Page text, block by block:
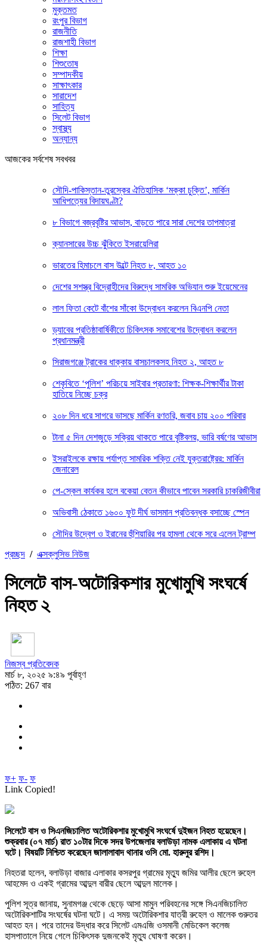
মুক্তমত
রংপুর বিভাগ
রাজনীতি
রাজশাহী বিভাগ
শিক্ষা
শিশুতোষ
সম্পাদকীয়
সাক্ষাৎকার
সারাদেশ
সাহিত্য
সিলেট বিভাগ
স্বাস্থ্য
অন্যান্য
আজকের সর্বশেষ সবখবর
সৌদি-পাকিস্তান-তুরস্কের ঐতিহাসিক ‘মক্কা চুক্তি’, মার্কিন
আধিপত্যের বিদায়ঘণ্টা?
৮ বিভাগে বজ্রবৃষ্টির আভাস, বাড়তে পারে সারা দেশের তাপমাত্রা
ক্যানসারের উচ্চ ঝুঁকিতে ইসরায়েলিরা
ভারতের হিমাচলে বাস উল্টে নিহত ৮, আহত ১০
দেশের সশস্ত্র বিদ্রোহীদের বিরুদ্ধে সামরিক অভিযান শুরু ইয়েমেনের
লাল ফিতা কেটে বাঁশের সাঁকো উদ্বোধন করলেন বিএনপি নেতা
ড্যাবের প্রতিষ্ঠাবার্ষিকীতে চিকিৎসক সমাবেশের উদ্বোধন করলেন
প্রধানমন্ত্রী
সিরাজগঞ্জে ট্রাকের ধাক্কায় বাসচালকসহ নিহত ২, আহত ৮
শেকৃবিতে ‘পুলিশ’ পরিচয়ে সাইবার প্রতারণা: শিক্ষক-শিক্ষার্থীর টাকা
হাতিয়ে নিচ্ছে চক্র
২০৮ দিন ধরে সাগরে ভাসছে মার্কিন রণতরি, জবাব চায় ২০০ পরিবার
টানা ৫ দিন দেশজুড়ে সক্রিয় থাকতে পারে বৃষ্টিবলয়, ভারি বর্ষণের আভাস
ইসরাইলকে রক্ষায় পর্যাপ্ত সামরিক শক্তি নেই যুক্তরাষ্ট্রের: মার্কিন
জেনারেল
পে-স্কেল কার্যকর হলে বকেয়া বেতন কীভাবে পাবেন সরকারি চাকরিজীবীরা
অভিবাসী ঠেকাতে ১৬০০ ফুট দীর্ঘ ভাসমান প্রতিবন্ধক বসাচ্ছে স্পেন
সৌদির উদ্বেগ ও ইরানের হুঁশিয়ারির পর হামলা থেকে সরে এলেন ট্রাম্প
প্রচ্ছদ / এক্সক্লুসিভ নিউজ
সিলেটে বাস-অটোরিকশার মুখোমুখি সংঘর্ষে
নিহত ২
নিজস্ব প্রতিবেদক
মার্চ ৮, ২০২৫ ৯:৪৯ পূর্বাহ্ণ
পঠিত: 267 বার
ফ+ ফ- ফ
Link Copied!
সিলেটে বাস ও সিএনজিচালিত অটোরিকশার মুখোমুখি সংঘর্ষে দুইজন নিহত হয়েছেন।
শুক্রবার (০৭ মার্চ) রাত ১০টার দিকে সদর উপজেলার বলাউড়া নামক এলাকায় এ ঘটনা
ঘটে। বিষয়টি নিশ্চিত করেছেন জালালাবাদ থানার ওসি মো. হারুনুর রশিদ।
নিহতরা হলেন, বলাউড়া বাজার এলাকার কসরপুর গ্রামের মৃত্যু জমির আলীর ছেলে রুহেল
আহমেদ ও একই গ্রামের আব্দুল বারীর ছেলে আব্দুল মালেক।
পুলিশ সূত্র জানায়, সুনামগঞ্জ থেকে ছেড়ে আসা মামুন পরিবহনের সঙ্গে সিএনজিচালিত
অটোরিকশাটির সংঘর্ষের ঘটনা ঘটে। এ সময় অটোরিকশার যাত্রী রুহেল ও মালেক গুরুতর
আহত হন। পরে তাদের উদ্ধার করে সিলেট এমএজি ওসমানী মেডিকেল কলেজ
হাসপাতালে নিয়ে গেলে চিকিৎসক দুজনকেই মৃত্যু ঘোষণা করেন।